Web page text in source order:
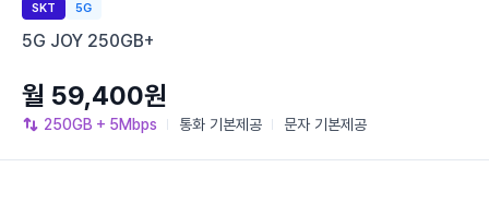
SKT 5G
5G JOY 250GB+
250GB + 5Mbps 통화 기본제공 문자 기본제공
월 59,400원